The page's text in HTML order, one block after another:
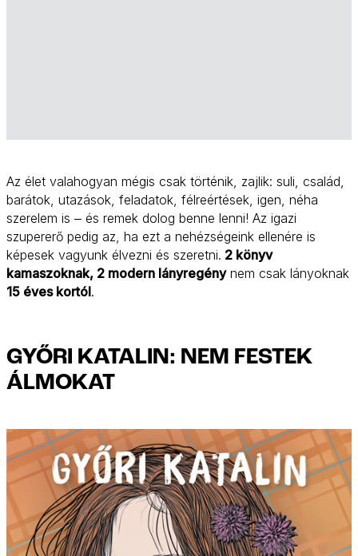
Az élet valahogyan mégis csak történik, zajlik: suli, család,
barátok, utazások, feladatok, félreértések, igen, néha
szerelem is ‒ és remek dolog benne lenni! Az igazi
szupererő pedig az, ha ezt a nehézségeink ellenére is
képesek vagyunk élvezni és szeretni. 2 könyv
kamaszoknak, 2 modern lányregénynem csak lányoknak
15 éves kortól.
GYŐRI KATALIN: NEM FESTEK
ÁLMOKAT